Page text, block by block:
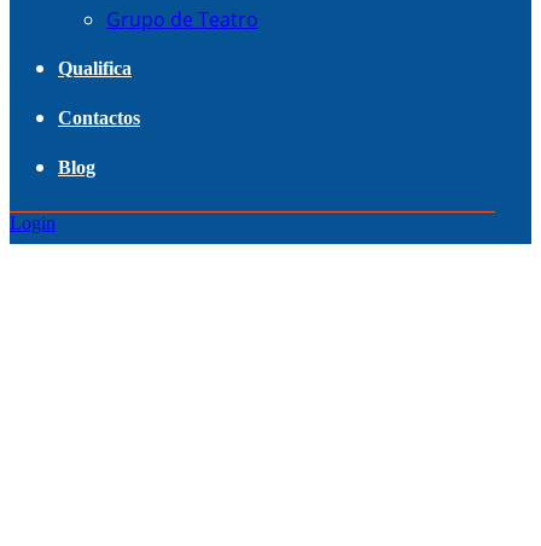
Grupo de Teatro
Qualifica
Contactos
Blog
Login